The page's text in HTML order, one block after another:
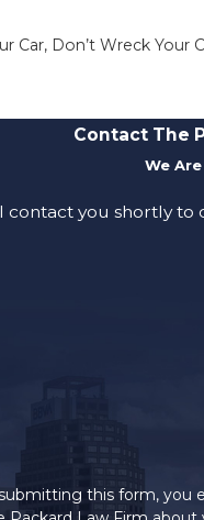
Car, Don’t Wreck
Contact The
We
you shortly to
this form, you